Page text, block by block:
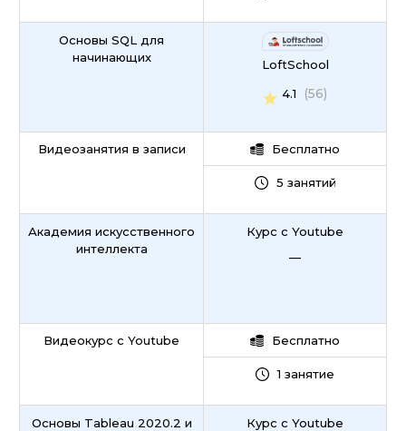
Основы SQL для
начинающих
Видеозанятия в записи
LoftSchool
4.1
(56)
Бесплатно
5 занятий
Академия искусственного
интеллекта
Видеокурс с Youtube
Курс с Youtube
—
Бесплатно
1 занятие
Основы Tableau 2020.2 и
Курс с Youtube